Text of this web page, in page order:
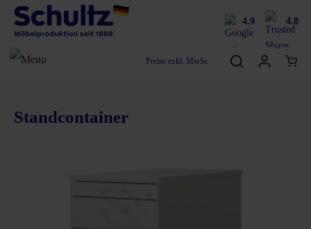
4.9 4.8
Preise exkl. MwSt.
Standcontainer